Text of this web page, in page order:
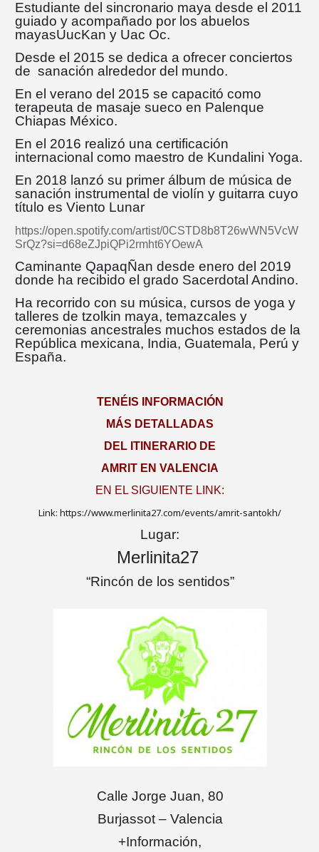
Estudiante del sincronario maya desde el 2011
guiado y acompañado por los abuelos
mayasUucKan y Uac Oc.
Desde el 2015 se dedica a ofrecer conciertos
de sanación alrededor del mundo.
En el verano del 2015 se capacitó como
terapeuta de masaje sueco en Palenque
Chiapas México.
En el 2016 realizó una certificación
internacional como maestro de Kundalini Yoga.
En 2018 lanzó su primer álbum de música de
sanación instrumental de violín y guitarra cuyo
título es Viento Lunar
https://open.spotify.com/artist/0CSTD8b8T26wWN5VcW
SrQz?si=d68eZJpiQPi2rmht6YOewA
Caminante QapaqÑan desde enero del 2019
donde ha recibido el grado Sacerdotal Andino.
Ha recorrido con su música, cursos de yoga y
talleres de tzolkin maya, temazcales y
ceremonias ancestrales muchos estados de la
República mexicana, India, Guatemala, Perú y
España.
TENÉIS INFORMACIÓN
MÁS DETALLADAS
DEL ITINERARIO DE
AMRIT EN VALENCIA
EN EL SIGUIENTE LINK:
Link: https://www.merlinita27.com/events/amrit-santokh/
Lugar:
Merlinita27
“Rincón de los sentidos”
Calle Jorge Juan, 80
Burjassot – Valencia
+Información,